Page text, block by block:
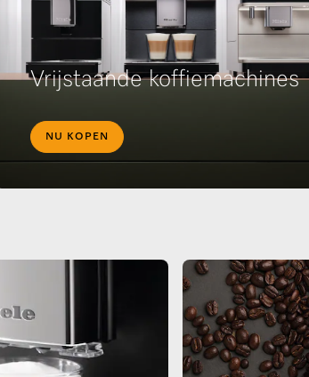
Vrijstaande koffiemachines
NU KOPEN